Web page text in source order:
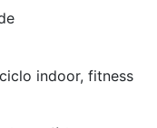
indoor, fitness